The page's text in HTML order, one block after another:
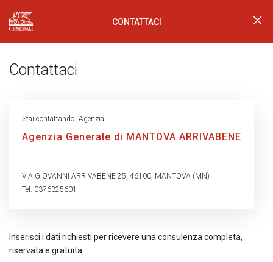
Generali Logo CONTATTACI
Contattaci
Inserisci i dati richiesti per ricevere una consulenza completa,
riservata e gratuita.
Stai contattando l’Agenzia
Agenzia Generale di MANTOVA ARRIVABENE
VIA GIOVANNI ARRIVABENE 25, 46100, MANTOVA (MN)
Tel: 0376325601